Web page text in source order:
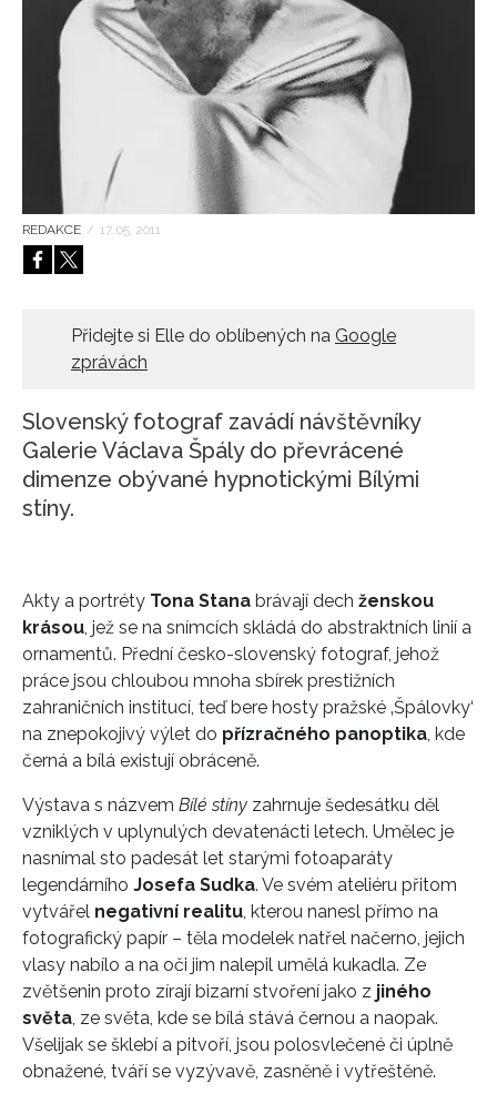
HOME
REDAKCE / 17. 05. 2011
Přidejte si Elle do oblíbených na Google
zprávách
Slovenský fotograf zavádí návštěvníky
Galerie Václava Špály do převrácené
dimenze obývané hypnotickými Bílými
stíny.
Akty a portréty Tona Stana brávají dech ženskou
krásou, jež se na snímcích skládá do abstraktních linií a
ornamentů. Přední česko-slovenský fotograf, jehož
práce jsou chloubou mnoha sbírek prestižních
zahraničních institucí, teď bere hosty pražské ‚Špálovky‘
na znepokojivý výlet do přízračného panoptika, kde
černá a bílá existují obráceně.
Výstava s názvem Bílé stíny zahrnuje šedesátku děl
vzniklých v uplynulých devatenácti letech. Umělec je
nasnímal sto padesát let starými fotoaparáty
legendárního Josefa Sudka. Ve svém ateliéru přitom
vytvářel negativní realitu, kterou nanesl přímo na
fotografický papír – těla modelek natřel načerno, jejich
vlasy nabílo a na oči jim nalepil umělá kukadla. Ze
zvětšenin proto zírají bizarní stvoření jako z jiného
světa, ze světa, kde se bílá stává černou a naopak.
Všelijak se šklebí a pitvoří, jsou polosvlečené či úplně
obnažené, tváří se vyzývavě, zasněně i vytřeštěně.